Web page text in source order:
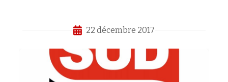
22 décembre 2017